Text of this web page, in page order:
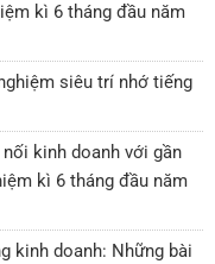
kì 6 tháng đầu năm
siêu trí nhớ tiếng
kinh doanh với gần
kì 6 tháng đầu năm
kinh doanh: Những bài